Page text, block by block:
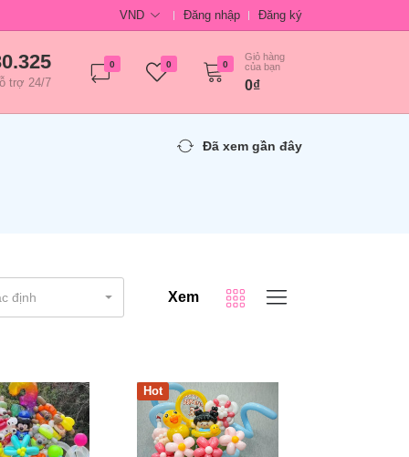
VND Đăng nhập Đăng ký
trợ 24/7
0 0 0
Giỏ hàng
của bạn
0₫
Đã xem gần đây
định Xem
Hot